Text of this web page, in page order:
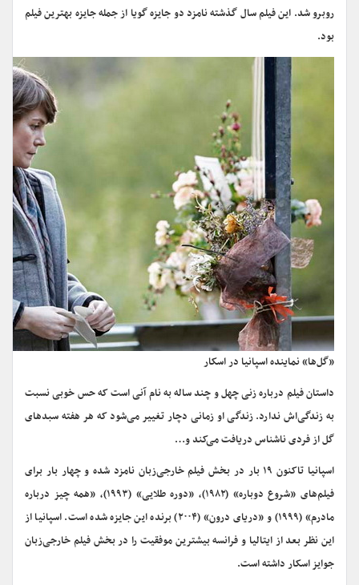
روبرو شد. این فیلم سال گذشته نامزد دو جایزه گویا از جمله جایزه بهترین فیلم
بود.
«گل‌ها» نماینده اسپانیا در اسکار
داستان فیلم درباره زنی چهل و چند ساله به نام آنی است که حس خوبی نسبت
به زندگی‌اش ندارد. زندگی او زمانی دچار تغییر می‌شود که هر هفته سبدهای
گل از فردی ناشناس دریافت می‌کند و…
اسپانیا تاکنون ۱۹ بار در بخش فیلم خارجی‌زبان نامزد شده و چهار بار برای
فیلم‌های «شروع دوباره» (۱۹۸۲)، «دوره طلایی» (۱۹۹۳)، «همه چیز درباره
مادرم» (۱۹۹۹) و «دریای درون» (۲۰۰۴) برنده این جایزه شده است. اسپانیا از
این نظر بعد از ایتالیا و فرانسه بیشترین موفقیت را در بخش فیلم خارجی‌زبان
جوایز اسکار داشته است.